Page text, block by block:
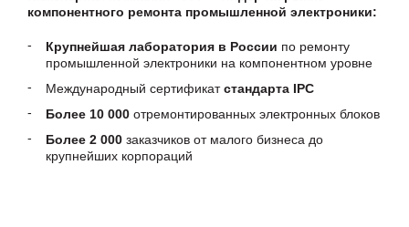
компонентного ремонта промышленной электроники:
Крупнейшая лаборатория в России по ремонту
промышленной электроники на компонентном уровне
Международный сертификатстандарта IPC
Более 10 000 отремонтированных электронных блоков
Более 2 000 заказчиков от малого бизнеса до
крупнейших корпораций